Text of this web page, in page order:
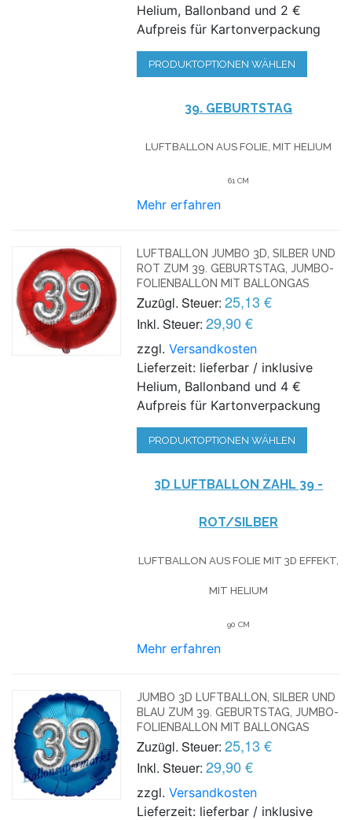
Helium, Ballonband und 2 €
Aufpreis für Kartonverpackung
PRODUKTOPTIONEN WÄHLEN
39. GEBURTSTAG
LUFTBALLON AUS FOLIE, MIT HELIUM
61 CM
Mehr erfahren
LUFTBALLON JUMBO 3D, SILBER UND
ROT ZUM 39. GEBURTSTAG, JUMBO-
FOLIENBALLON MIT BALLONGAS
Zuzügl. Steuer: 25,13 €
Inkl. Steuer: 29,90 €
zzgl.Versandkosten
Lieferzeit: lieferbar / inklusive
Helium, Ballonband und 4 €
Aufpreis für Kartonverpackung
PRODUKTOPTIONEN WÄHLEN
3D LUFTBALLON ZAHL 39 -
ROT/SILBER
LUFTBALLON AUS FOLIE MIT 3D EFFEKT,
MIT HELIUM
90 CM
Mehr erfahren
JUMBO 3D LUFTBALLON, SILBER UND
BLAU ZUM 39. GEBURTSTAG, JUMBO-
FOLIENBALLON MIT BALLONGAS
Zuzügl. Steuer: 25,13 €
Inkl. Steuer: 29,90 €
zzgl.Versandkosten
Lieferzeit: lieferbar / inklusive